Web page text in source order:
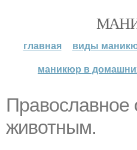
главная виды
маникюр в
Православное
животным.